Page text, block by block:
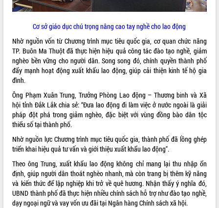
VIDEO
Cơ sở giáo dục chú trọng nâng cao tay nghề cho lao động
Nhờ nguồn vốn từ Chương trình mục tiêu quốc gia, cơ quan chức năng
TP. Buôn Ma Thuột đã thực hiện hiệu quả công tác đào tạo nghề, giảm
nghèo bền vững cho người dân. Song song đó, chính quyền thành phố
đẩy mạnh hoạt động xuất khẩu lao động, giúp cải thiện kinh tế hộ gia
đình.
Ông Phạm Xuân Trung, Trưởng Phòng Lao động – Thương binh và Xã
hội tỉnh Đắk Lắk chia sẻ: “Đưa lao động đi làm việc ở nước ngoài là giải
pháp đột phá trong giảm nghèo, đặc biệt với vùng đồng bào dân tộc
thiểu số tại thành phố.
Nhờ nguồn lực Chương trình mục tiêu quốc gia, thành phố đã lồng ghép
triển khai hiệu quả tư vấn và giới thiệu xuất khẩu lao động".
Theo ông Trung, xuất khẩu lao động không chỉ mang lại thu nhập ổn
định, giúp người dân thoát nghèo nhanh, mà còn trang bị thêm kỹ năng
và kiến thức để lập nghiệp khi trở về quê hương. Nhận thấy ý nghĩa đó,
UBND thành phố đã thực hiện nhiều chính sách hỗ trợ như đào tạo nghề,
dạy ngoại ngữ và vay vốn ưu đãi tại Ngân hàng Chính sách xã hội.